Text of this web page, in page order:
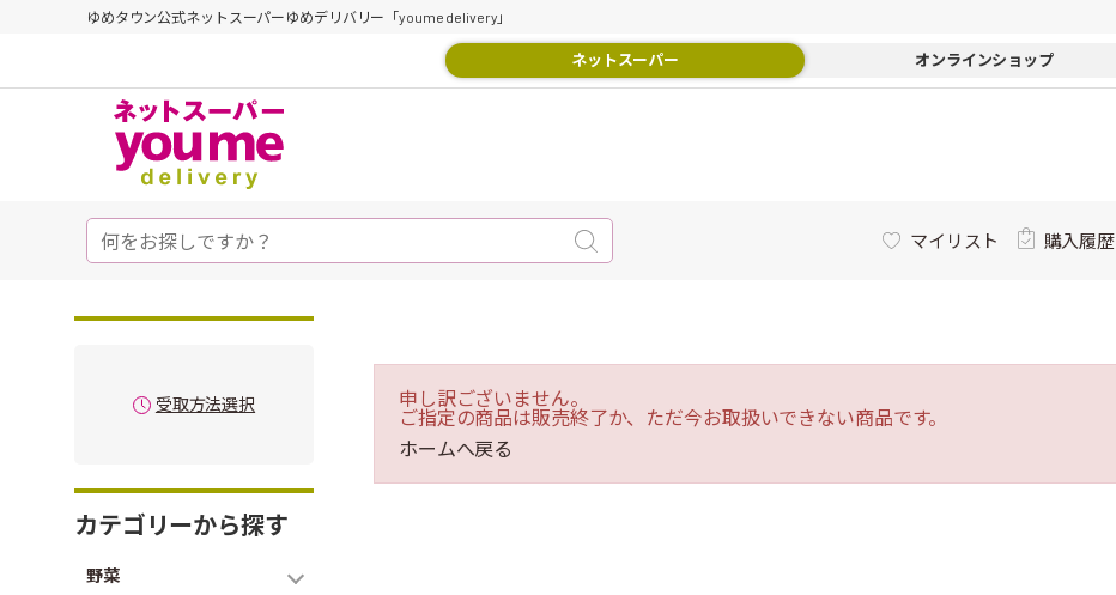
ゆめタウン公式ネットスーパーゆめデリバリー「youme delivery」
ネットスーパー オンラインショップ
マイリスト 購入履歴
受取方法選択
カテゴリーから探す
野菜
申し訳ございません。
ご指定の商品は販売終了か、ただ今お取扱いできない商品です。
ホームへ戻る